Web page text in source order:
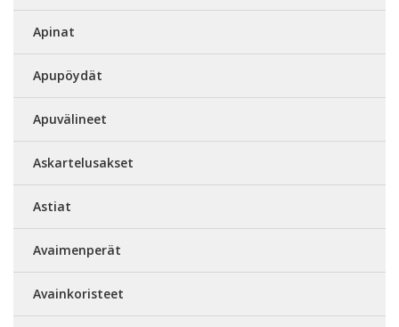
Apinat
Apupöydät
Apuvälineet
Askartelusakset
Astiat
Avaimenperät
Avainkoristeet